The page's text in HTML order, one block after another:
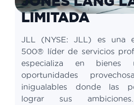
LIMITADA
JLL (NYSE: JLL) es una
500® líder de servicios
especializa en bienes
oportunidades
inigualables donde las
lograr sus